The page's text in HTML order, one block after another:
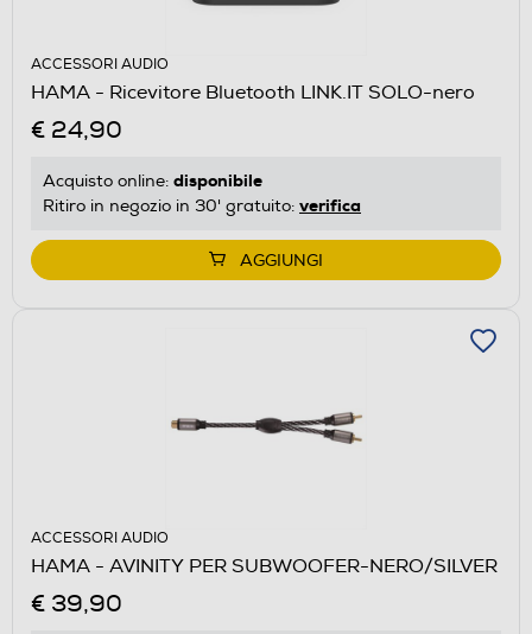
ACCESSORI AUDIO
HAMA - Ricevitore Bluetooth LINK.IT SOLO-nero
€ 24,90
Acquisto online: disponibile
Ritiro in negozio in 30' gratuito: verifica
AGGIUNGI
ACCESSORI AUDIO
HAMA - AVINITY PER SUBWOOFER-NERO/SILVER
€ 39,90